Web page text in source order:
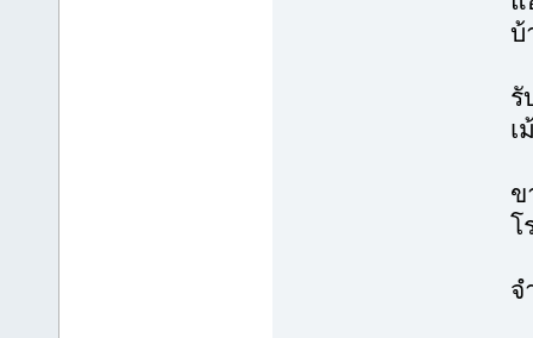
บ้
รั
เ
ข
โ
จ